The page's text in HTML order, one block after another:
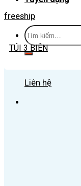
Tìm
kiếm:
Liên hệ
freeship
TÚI 3 BIÊN